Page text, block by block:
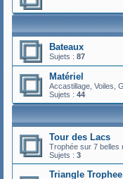
Bateaux
Sujets : 87
Matériel
Accastillage, Voiles,
Sujets : 44
Tour des Lacs
Trophée sur 7 belles
Sujets : 3
Triangle Trophee